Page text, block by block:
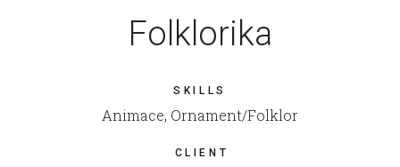
Folklorika
SKILLS
Animace, Ornament/Folklor
CLIENT